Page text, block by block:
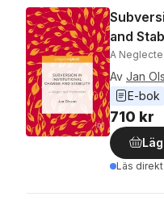
and
A
Av Jan
E-bok
710 kr
Läs